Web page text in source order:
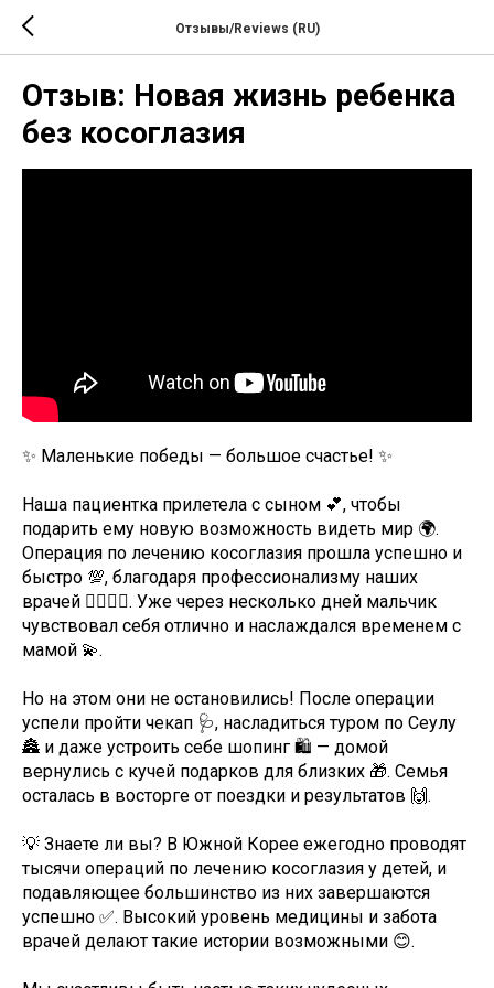
Отзывы/Reviews (RU)
Отзыв: Новая жизнь ребенка
без косоглазия
✨ Маленькие победы — большое счастье! ✨
Наша пациентка прилетела с сыном 💕, чтобы
подарить ему новую возможность видеть мир 🌍.
Операция по лечению косоглазия прошла успешно и
быстро 💯, благодаря профессионализму наших
врачей 👨‍⚕️👩‍⚕️. Уже через несколько дней мальчик
чувствовал себя отлично и наслаждался временем с
мамой 💫.
Но на этом они не остановились! После операции
успели пройти чекап 🩺, насладиться туром по Сеулу
🏯 и даже устроить себе шопинг 🛍 — домой
вернулись с кучей подарков для близких 🎁. Семья
осталась в восторге от поездки и результатов 🙌.
💡 Знаете ли вы? В Южной Корее ежегодно проводят
тысячи операций по лечению косоглазия у детей, и
подавляющее большинство из них завершаются
успешно ✅. Высокий уровень медицины и забота
врачей делают такие истории возможными 😊.